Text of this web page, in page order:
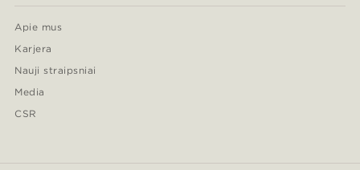
Apie mus
Karjera
Nauji straipsniai
Media
CSR